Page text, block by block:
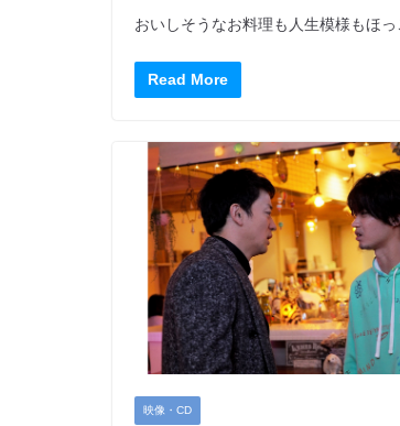
おいしそうなお料理も人生模様もほっ
Read More
映像・CD